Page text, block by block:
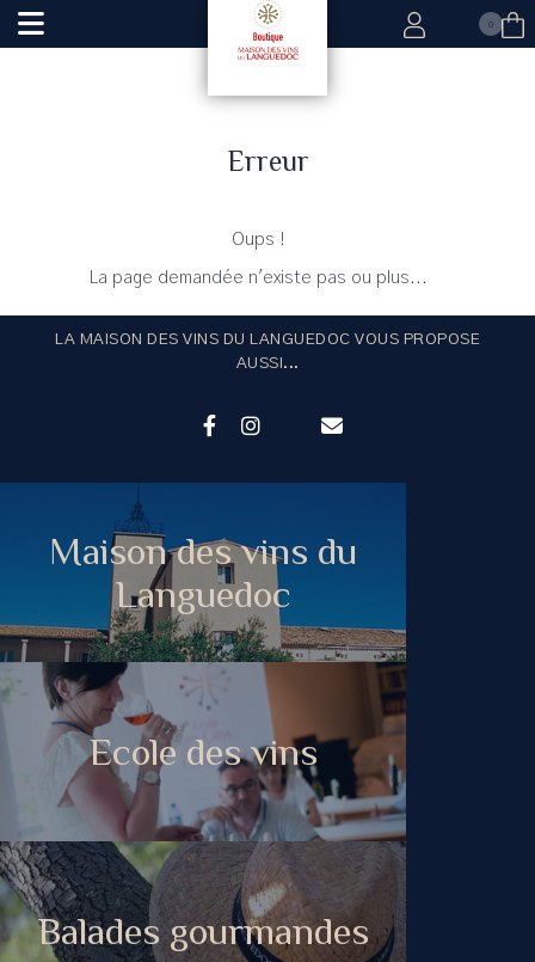
0
Erreur
Oups !
La page demandée n'existe pas ou plus...
LA MAISON DES VINS DU LANGUEDOC VOUS PROPOSE
AUSSI...
Maison des vins du
Languedoc
Ecole des vins
Balades gourmandes